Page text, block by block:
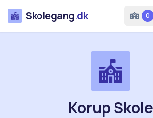
Skolegang.dk 0
Korup Skole